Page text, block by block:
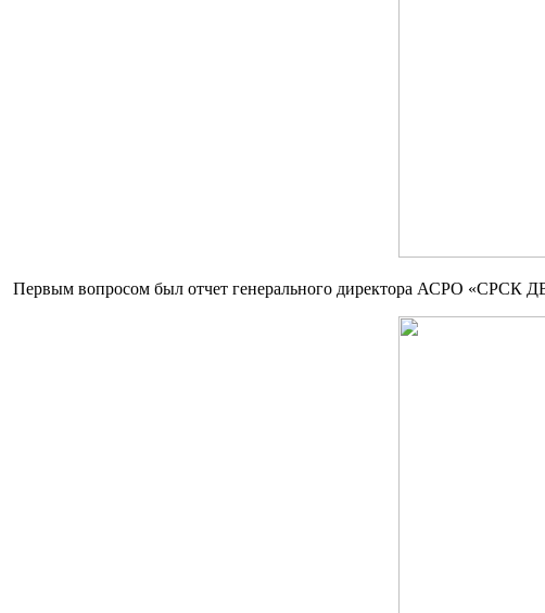
Первым вопросом был отчет генерального директора АСРО «СРСК